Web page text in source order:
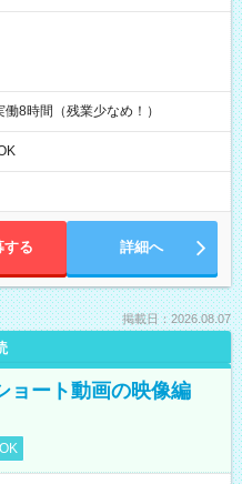
8時間（残業少なめ！）
する 詳細へ
掲載日：2026.08.07
ョート動画の映像編